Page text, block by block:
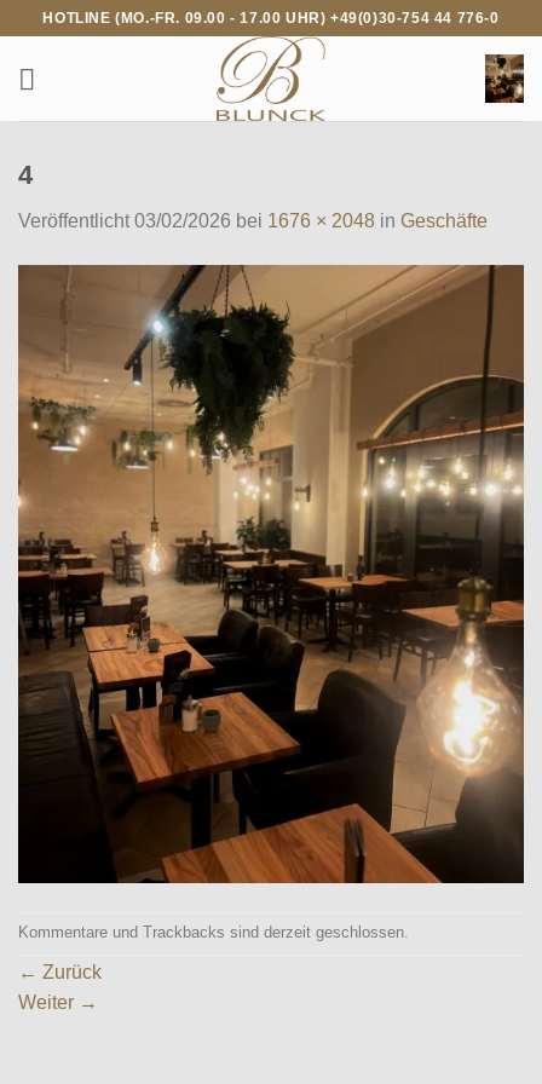
springen
HOTLINE (MO.-FR. 09.00 - 17.00 UHR) +49(0)30-754 44 776-0
4
Veröffentlicht 03/02/2026 bei 1676 × 2048 in Geschäfte
Kommentare und Trackbacks sind derzeit geschlossen.
← Zurück
Weiter →